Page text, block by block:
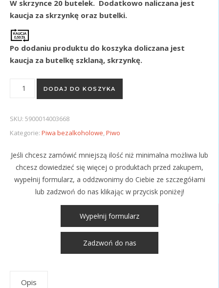
W skrzynce 20 butelek. Dodatkowo naliczana jest
kaucja za skrzynkę oraz butelki.
Po dodaniu produktu do koszyka doliczana jest
kaucja za butelkę szklaną, skrzynkę.
ilość PIWO OKOCIM LIMONKA Z MIĘTĄ 0% 500 ml
DODAJ DO KOSZYKA
SKU: 5900014003668
Kategorie: Piwa bezalkoholowe,Piwo
Jeśli chcesz zamówić mniejszą ilość niż minimalna możliwa lub
chcesz dowiedzieć się więcej o produktach przed zakupem,
wypełnij formularz, a oddzwonimy do Ciebie ze szczegółami
lub zadzwoń do nas klikając w przycisk poniżej!
Wypełnij formularz
Zadzwoń do nas
Opis